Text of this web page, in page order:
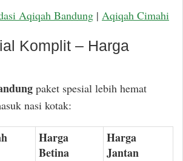
Aqiqah Bandung | Aqiqah Cimahi
Komplit – Harga
paket spesial lebih hemat
nasi kotak:
Harga
Betina
Harga
Jantan